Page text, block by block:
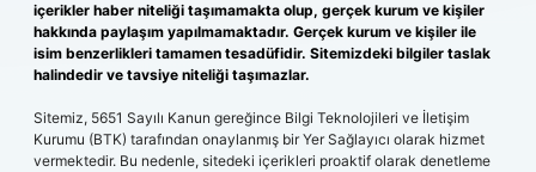
içerikler haber niteliği taşımamakta olup, gerçek kurum ve kişiler
hakkında paylaşım yapılmamaktadır. Gerçek kurum ve kişiler ile
isim benzerlikleri tamamen tesadüfidir. Sitemizdeki bilgiler taslak
halindedir ve tavsiye niteliği taşımazlar.
Sitemiz, 5651 Sayılı Kanun gereğince Bilgi Teknolojileri ve İletişim
Kurumu (BTK) tarafından onaylanmış bir Yer Sağlayıcı olarak hizmet
vermektedir. Bu nedenle, sitedeki içerikleri proaktif olarak denetleme